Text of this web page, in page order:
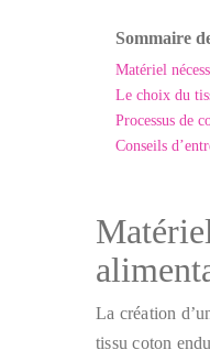
Sommaire
Matériel
Le choix du
Processus de
Conseils
La création
tissu coton